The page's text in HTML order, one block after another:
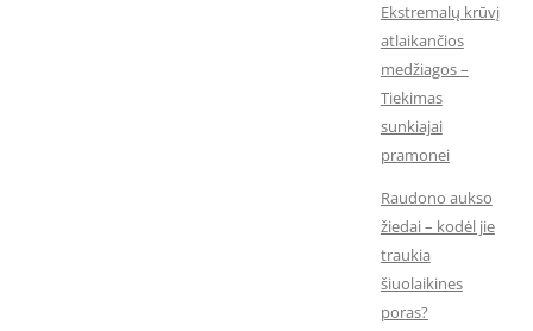
Ekstremalų krūvį
atlaikančios
medžiagos –
Tiekimas
sunkiajai
pramonei
Raudono aukso
žiedai – kodėl jie
traukia
šiuolaikines
poras?